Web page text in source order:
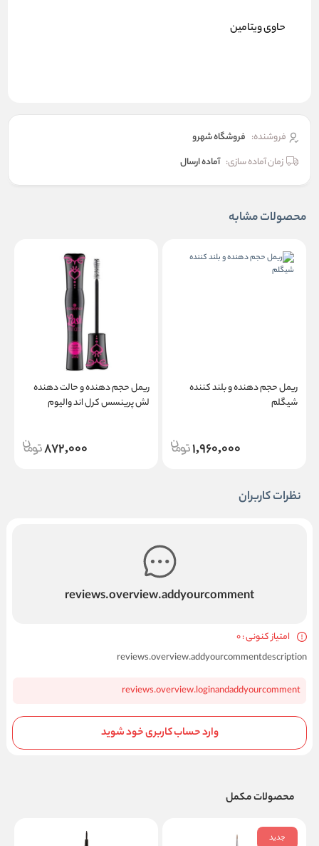
حاوی ویتامین
فروشنده: فروشگاه شهرو
زمان آماده سازی: آماده ارسال
محصولات مشابه
ریمل حجم دهنده و بلند کننده
شیگلم
1,960,000
ریمل حجم دهنده و حالت دهنده
لش پرینسس کرل اند والیوم
872,000
نظرات کاربران
reviews.overview.addyourcomment
امتیاز کنونی : 0
reviews.overview.addyourcommentdescription
reviews.overview.loginandaddyourcomment
وارد حساب کاربری خود شوید
محصولات مکمل
جدید